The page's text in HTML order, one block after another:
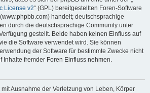
License v2“ (GPL) bereitgestellten Foren-Software
handelt; deutschsprachige
durch die deutschsprachige Community unter
gestellt. Beide haben keinen Einfluss auf
die Software verwendet wird. Sie können
der Software für bestimmte Zwecke nicht
Inhalte fremder Foren Einfluss nehmen.
Ausnahme der Verletzung von Leben, Körper